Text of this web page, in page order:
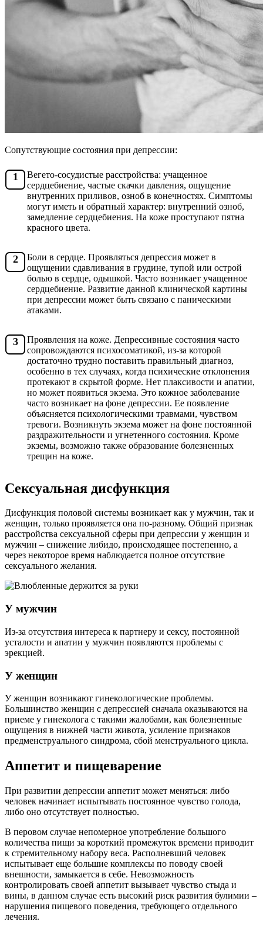
Сопутствующие состояния при депрессии:
Вегето-сосудистые расстройства: учащенное
сердцебиение, частые скачки давления, ощущение
внутренних приливов, озноб в конечностях. Симптомы
могут иметь и обратный характер: внутренний озноб,
замедление сердцебиения. На коже проступают пятна
красного цвета.
Боли в сердце. Проявляться депрессия может в
ощущении сдавливания в грудине, тупой или острой
болью в сердце, одышкой. Часто возникает учащенное
сердцебиение. Развитие данной клинической картины
при депрессии может быть связано с паническими
атаками.
Проявления на коже. Депрессивные состояния часто
сопровождаются психосоматикой, из-за которой
достаточно трудно поставить правильный диагноз,
особенно в тех случаях, когда психические отклонения
протекают в скрытой форме. Нет плаксивости и апатии,
но может появиться экзема. Это кожное заболевание
часто возникает на фоне депрессии. Ее появление
объясняется психологическими травмами, чувством
тревоги. Возникнуть экзема может на фоне постоянной
раздражительности и угнетенного состояния. Кроме
экземы, возможно также образование болезненных
трещин на коже.
Сексуальная дисфункция
Дисфункция половой системы возникает как у мужчин, так и
женщин, только проявляется она по-разному. Общий признак
расстройства сексуальной сферы при депрессии у женщин и
мужчин – снижение либидо, происходящее постепенно, а
через некоторое время наблюдается полное отсутствие
сексуального желания.
У мужчин
Из-за отсутствия интереса к партнеру и сексу, постоянной
усталости и апатии у мужчин появляются проблемы с
эрекцией.
У женщин
У женщин возникают гинекологические проблемы.
Большинство женщин с депрессией сначала оказываются на
приеме у гинеколога с такими жалобами, как болезненные
ощущения в нижней части живота, усиление признаков
предменструального синдрома, сбой менструального цикла.
Аппетит и пищеварение
При развитии депрессии аппетит может меняться: либо
человек начинает испытывать постоянное чувство голода,
либо оно отсутствует полностью.
В перовом случае непомерное употребление большого
количества пищи за короткий промежуток времени приводит
к стремительному набору веса. Располневший человек
испытывает еще большие комплексы по поводу своей
внешности, замыкается в себе. Невозможность
контролировать своей аппетит вызывает чувство стыда и
вины, в данном случае есть высокий риск развития булимии –
нарушения пищевого поведения, требующего отдельного
лечения.